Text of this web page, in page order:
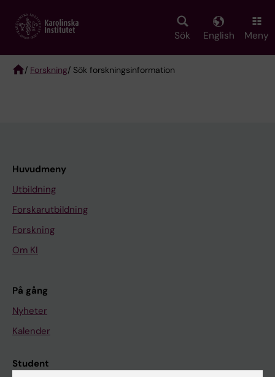
main
Sök English Meny
/ Forskning/ Sök forskningsinformation
Huvudmeny
Utbildning
Forskarutbildning
Forskning
Om KI
På gång
Nyheter
Kalender
Student